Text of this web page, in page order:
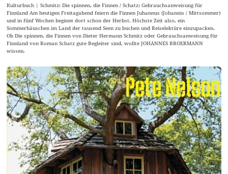
Kulturbuch | Schmitz: Die spinnen, die Finnen / Schatz: Gebrauchsanweisung für
Finnland Am heutigen Freitagabend feiern die Finnen Juhannus (Johannis / Mittsommer)
und in fünf Wochen beginnt dort schon der Herbst. Höchste Zeit also, ein
Sommerhäuschen im Land der tausend Seen zu buchen und Reiselektüre einzupacken.
Ob Die spinnen, die Finnen von Dieter Hermann Schmitz oder Gebrauchsanweisung für
Finnland von Roman Schatz gute Begleiter sind, wollte JOHANNES BROERMANN
wissen.